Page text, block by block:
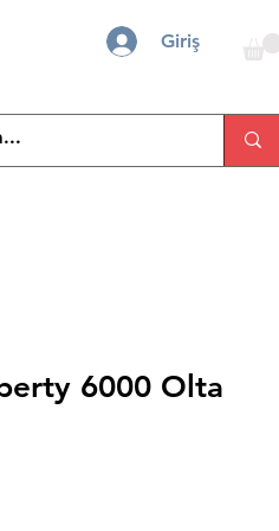
Giriş
6000 Olta